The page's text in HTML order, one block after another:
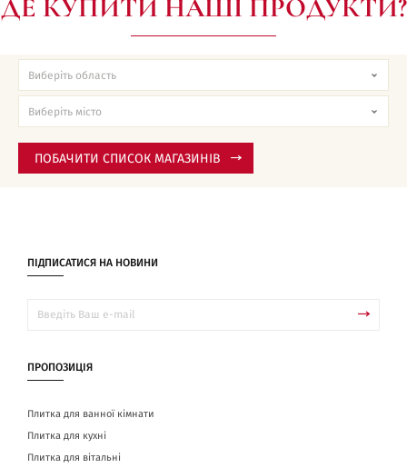
ДЕ КУПИТИ НАШІ ПРОДУКТИ?
ПОБАЧИТИ СПИСОК МАГАЗИНІВ
ПІДПИСАТИСЯ НА НОВИНИ
ПРОПОЗИЦІЯ
Плитка для ванної кімнати
Плитка для кухні
Плитка для вітальні